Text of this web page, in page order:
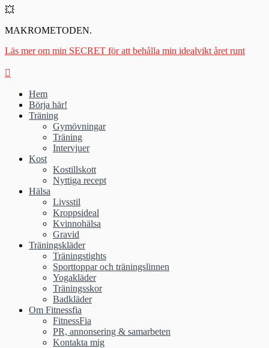
💥
MAKROMETODEN.
Läs mer om min SECRET för att behålla min idealvikt året runt
Hem
Börja här!
Träning
Gymövningar
Träning
Intervjuer
Kost
Kostillskott
Nyttiga recept
Hälsa
Livsstil
Kroppsideal
Kvinnohälsa
Gravid
Träningskläder
Träningstights
Sporttoppar och träningslinnen
Yogakläder
Träningsskor
Badkläder
Om Fitnessfia
FitnessFia
PR, annonsering & samarbeten
Kontakta mig